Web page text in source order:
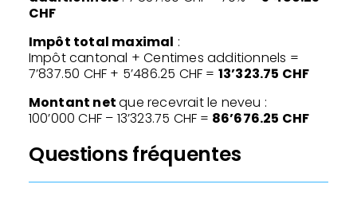
CHF
Impôt total maximal :
Impôt cantonal + Centimes additionnels =
7’837.50 CHF + 5’486.25 CHF = 13’323.75 CHF
Montant netque recevrait le neveu :
100’000 CHF – 13’323.75 CHF = 86’676.25 CHF
Questions fréquentes